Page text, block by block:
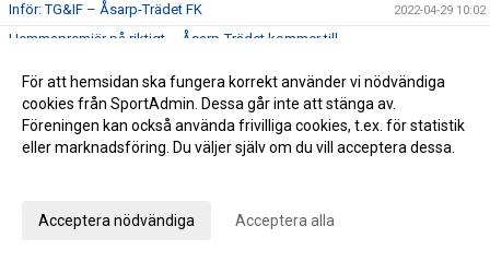
Inför: TG&IF – Åsarp-Trädet FK 2022-04-29 10:02
Hemmapremiär på riktigt – Åsarp-Trädet kommer till
Bilder från Giffcupens första helg 2022-04-24 15:50
Inför: Alingsås IF – TG&IF 2022-04-22 13:27
Sent mål räddade en poäng i hemmapremiären 2022-04-15 16:08
För att hemsidan ska fungera korrekt använder vi nödvändiga
cookies från SportAdmin. Dessa går inte att stänga av.
Föreningen kan också använda frivilliga cookies, t.ex. för statistik
eller marknadsföring. Du väljer själv om du vill acceptera dessa.
Acceptera nödvändiga Acceptera alla